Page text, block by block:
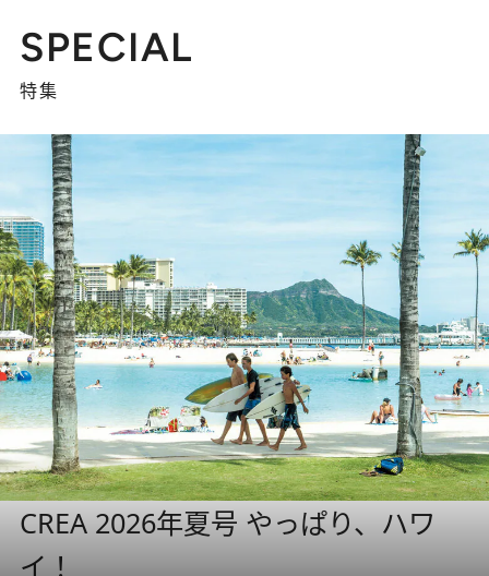
SPECIAL
特集
CREA 2026年夏号 やっぱり、ハワ
イ！